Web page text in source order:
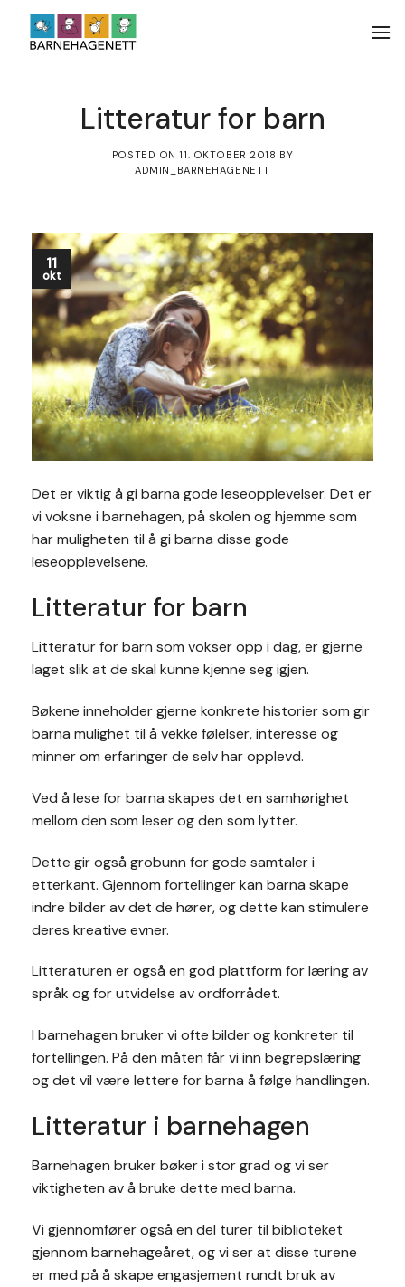
content
Litteratur for barn
POSTED ON11. OKTOBER 2018 BY
ADMIN_BARNEHAGENETT
11
okt
Det er viktig å gi barna gode leseopplevelser. Det er
vi voksne i barnehagen, på skolen og hjemme som
har muligheten til å gi barna disse gode
leseopplevelsene.
Litteratur for barn
Litteratur for barn som vokser opp i dag, er gjerne
laget slik at de skal kunne kjenne seg igjen.
Bøkene inneholder gjerne konkrete historier som gir
barna mulighet til å vekke følelser, interesse og
minner om erfaringer de selv har opplevd.
Ved å lese for barna skapes det en samhørighet
mellom den som leser og den som lytter.
Dette gir også grobunn for gode samtaler i
etterkant. Gjennom fortellinger kan barna skape
indre bilder av det de hører, og dette kan stimulere
deres kreative evner.
Litteraturen er også en god plattform for læring av
språk og for utvidelse av ordforrådet.
I barnehagen bruker vi ofte bilder og konkreter til
fortellingen. På den måten får vi inn begrepslæring
og det vil være lettere for barna å følge handlingen.
Litteratur i barnehagen
Barnehagen bruker bøker i stor grad og vi ser
viktigheten av å bruke dette med barna.
Vi gjennomfører også en del turer til biblioteket
gjennom barnehageåret, og vi ser at disse turene
er med på å skape engasjement rundt bruk av